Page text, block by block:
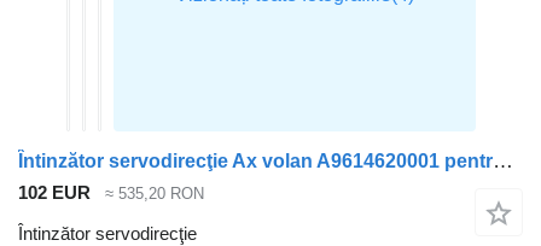
Întinzător servodirecţie Ax volan A9614620001 pentru cap tractor Mercedes-Benz ACTROS MP4
102 EUR ≈ 535,20 RON
Întinzător servodirecţie